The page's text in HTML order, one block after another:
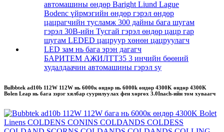
БАРИТЕМ АЖИЛТТ35 3 инчийн бөөний
худалдаачин автомашины гэрэл sy
Bulbbtek ad10b 112W 112W нь 6000к өндөр нь 6000k өндөр 4300K ​​өндөр 4300K ​​
Bolen Leap нь бага зэрэг хялбар суурилуулах фен хөргөх 3.0Inach-ийн том хуваагч